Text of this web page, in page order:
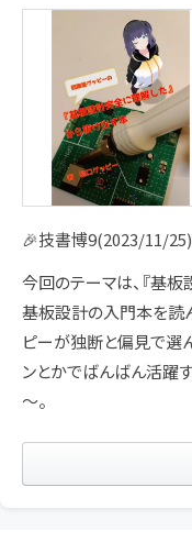
🎉技書博9(2023/11/
今回のテーマは、『基板
基板設計の入門本を読
ピーが独断と偏見で選
ンとかでばんばん活躍
～。